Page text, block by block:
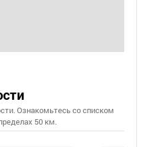
Ознакомьтесь со списком
50 км.